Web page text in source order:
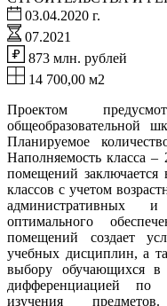
03.04.2020 г.
07.2021
873 млн. рублей
14 700,00 м2
Проектом
общеобразовательной
Планируемое
Наполняемость класса –
помещений
классов с учетом
административных
оптимального
помещений создает
учебных дисциплин, а
выбору обучающихся в
дифференциацией по
изучения предметов.